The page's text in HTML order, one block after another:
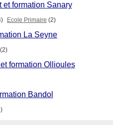
et formation Sanary
Ecole Primaire (2)
La Seyne
(2)
formation Ollioules
Bandol